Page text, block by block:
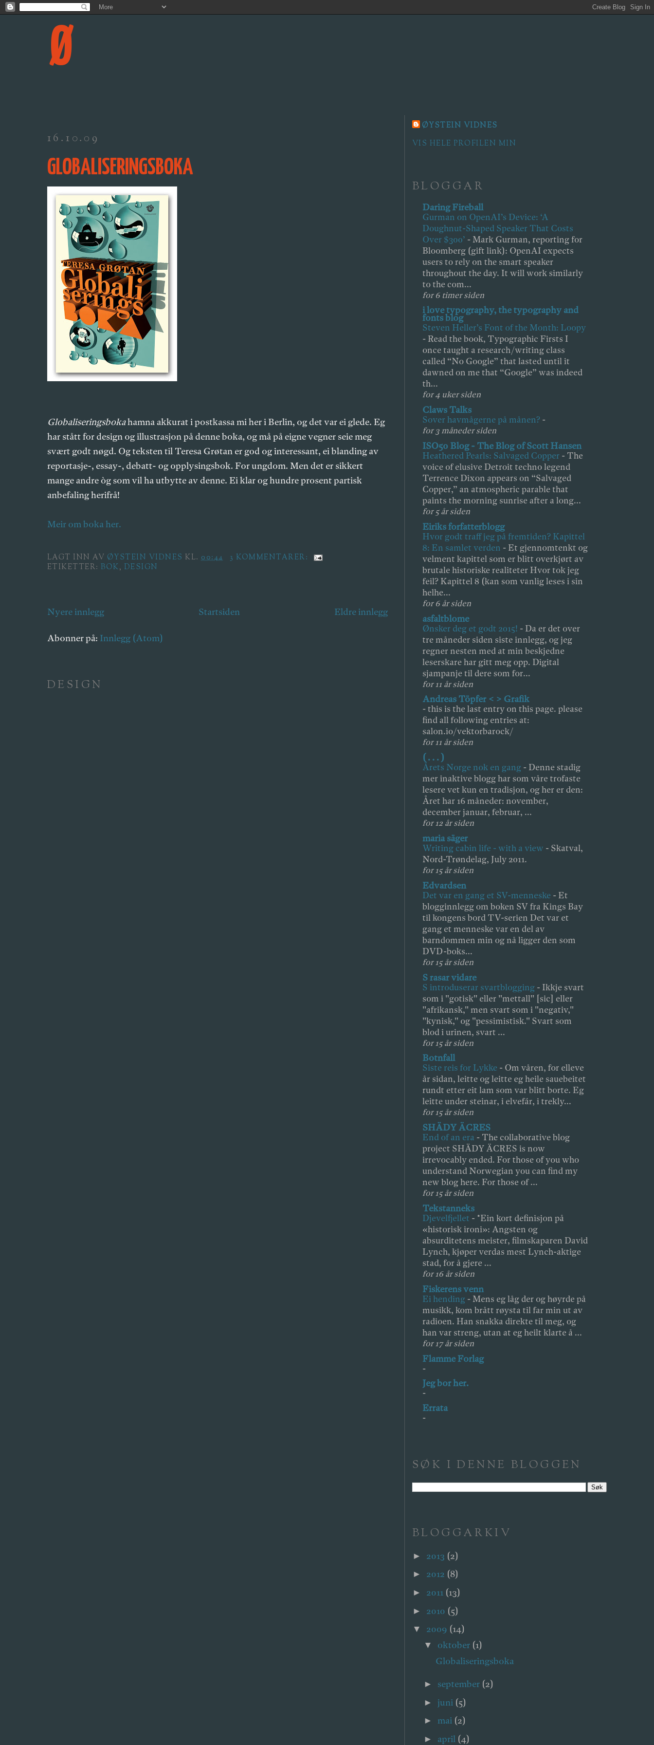
Ø
16.10.09
GLOBALISERINGSBOKA
Globaliseringsbokahamna akkurat i postkassa mi her i Berlin, og det var ei glede. Eg
har stått for design og illustrasjon på denne boka, og må på eigne vegner seie meg
svært godt nøgd. Og teksten til Teresa Grøtan er god og interessant, ei blanding av
reportasje-, essay-, debatt- og opplysingsbok. For ungdom. Men det er sikkert
mange andre òg som vil ha utbytte av denne. Ei klar og hundre prosent partisk
anbefaling herifrå!
Meir om boka her.
LAGT INN AV ØYSTEIN VIDNES KL.00:44
3 KOMMENTARER:
ETIKETTER: BOK, DESIGN
Nyere innlegg Eldre innlegg
Startsiden
Abonner på: Innlegg (Atom)
ØYSTEIN VIDNES
VIS HELE PROFILEN MIN
BLOGGAR
Daring Fireball
Gurman on OpenAI’s Device: ‘A
Doughnut-Shaped Speaker That Costs
Over $300’ - Mark Gurman, reporting for
Bloomberg (gift link): OpenAI expects
users to rely on the smart speaker
throughout the day. It will work similarly
to the com...
for 6 timer siden
i love typography, the typography and
fonts blog
Steven Heller’s Font of the Month: Loopy
- Read the book, Typographic Firsts I
once taught a research/writing class
called “No Google” that lasted until it
dawned on me that “Google” was indeed
th...
for 4 uker siden
Claws Talks
Sover havmågerne på månen? -
for 3 måneder siden
ISO50 Blog - The Blog of Scott Hansen
Heathered Pearls: Salvaged Copper - The
voice of elusive Detroit techno legend
Terrence Dixon appears on “Salvaged
Copper,” an atmospheric parable that
paints the morning sunrise after a long...
for 5 år siden
Eiriks forfatterblogg
Hvor godt traff jeg på fremtiden? Kapittel
8: En samlet verden - Et gjennomtenkt og
velment kapittel som er blitt overkjørt av
brutale historiske realiteter Hvor tok jeg
feil? Kapittel 8 (kan som vanlig leses i sin
helhe...
for 6 år siden
asfaltblome
Ønsker deg et godt 2015! - Da er det over
tre måneder siden siste innlegg, og jeg
regner nesten med at min beskjedne
leserskare har gitt meg opp. Digital
sjampanje til dere som for...
for 11 år siden
Andreas Töpfer < > Grafik
- this is the last entry on this page. please
find all following entries at:
salon.io/vektorbarock/
for 11 år siden
( . . . )
Årets Norge nok en gang - Denne stadig
mer inaktive blogg har som våre trofaste
lesere vet kun en tradisjon, og her er den:
Året har 16 måneder: november,
december januar, februar, ...
for 12 år siden
maria säger
Writing cabin life - with a view - Skatval,
Nord-Trøndelag, July 2011.
for 15 år siden
Edvardsen
Det var en gang et SV-menneske - Et
blogginnlegg om boken SV fra Kings Bay
til kongens bord TV-serien Det var et
gang et menneske var en del av
barndommen min og nå ligger den som
DVD-boks...
for 15 år siden
S rasar vidare
S introduserar svartblogging - Ikkje svart
som i "gotisk" eller "mettall" [sic] eller
"afrikansk," men svart som i "negativ,"
"kynisk," og "pessimistisk." Svart som
blod i urinen, svart ...
for 15 år siden
Botnfall
Siste reis for Lykke - Om våren, for elleve
år sidan, leitte og leitte eg heile sauebeitet
rundt etter eit lam som var blitt borte. Eg
leitte under steinar, i elvefár, i trekly...
for 15 år siden
SHÄDY ÄCRES
End of an era - The collaborative blog
project SHÄDY ÄCRES is now
irrevocably ended. For those of you who
understand Norwegian you can find my
new blog here. For those of ...
for 15 år siden
Tekstanneks
Djevelfjellet - *Ein kort definisjon på
«historisk ironi»: Angsten og
absurditetens meister, filmskaparen David
Lynch, kjøper verdas mest Lynch-aktige
stad, for å gjere ...
for 16 år siden
Fiskerens venn
Ei hending - Mens eg låg der og høyrde på
musikk, kom brått røysta til far min ut av
radioen. Han snakka direkte til meg, og
han var streng, utan at eg heilt klarte å ...
for 17 år siden
Flamme Forlag
-
Jeg bor her.
-
Errata
-
SØK I DENNE BLOGGEN
BLOGGARKIV
► 2013 (2)
► 2012 (8)
► 2011 (13)
► 2010 (5)
▼ 2009 (14)
▼ oktober (1)
Globaliseringsboka
► september (2)
► juni (5)
► mai (2)
► april (4)
DESIGN